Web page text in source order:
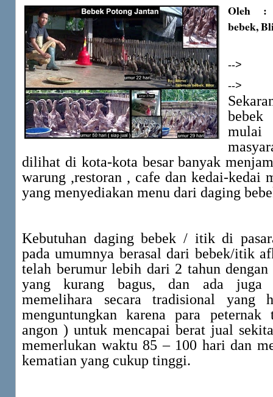
Oleh :
bebek,
-->
-->
mulai
dilihat di kota-kota besar banyak
warung ,restoran , cafe dan kedai-kedai
yang menyediakan menu dari daging
Kebutuhan daging bebek / itik di
pada umumnya berasal dari bebek/itik
telah berumur lebih dari 2 tahun
yang kurang bagus, dan ada juga
memelihara secara tradisional yang
menguntungkan karena para
angon ) untuk mencapai berat jual
memerlukan waktu 85 – 100 hari dan
kematian yang cukup tinggi.